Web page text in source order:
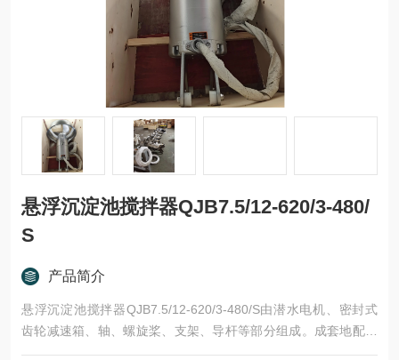
悬浮沉淀池搅拌器QJB7.5/12-620/3-480/
S
产品简介
悬浮沉淀池搅拌器QJB7.5/12-620/3-480/S由潜水电机、密封式
齿轮减速箱、轴、螺旋桨、支架、导杆等部分组成。成套地配备
牢固、有效及可靠运行所需的附件、紧固件、备品备件、保护